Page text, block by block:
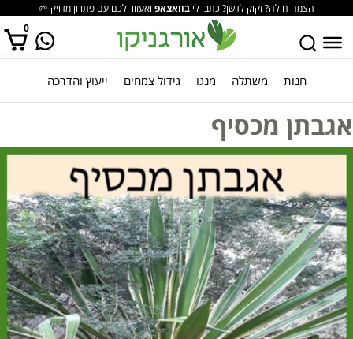
הצמח חולה? זקוק לדשן? כתבו לי בוואצאפ ואעזור לכם עם פתרון מדויק 🌱
0
אין מוצרים בסל הקניות. חנות משתלה מנגו גידול צמחים ייעוץ והדרכה
אגבתן מכסיף